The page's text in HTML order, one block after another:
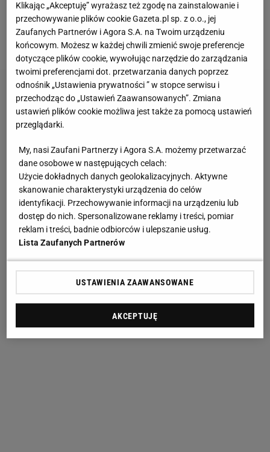
bardziej fizyczny. W moim odczuciu gra kobiet jest
bardziej wyrównana. Idealnym rozwiązaniem będzie
wyrównanie warunków dla obu płci - mówiła.
Klikając „Akceptuję” wyrażasz też zgodę na zainstalowanie i
przechowywanie plików cookie Gazeta.pl sp. z o.o., jej
Zaufanych Partnerów i Agora S.A. na Twoim urządzeniu
końcowym. Możesz w każdej chwili zmienić swoje preferencje
dotyczące plików cookie, wywołując narzędzie do zarządzania
twoimi preferencjami dot. przetwarzania danych poprzez
odnośnik „Ustawienia prywatności ” w stopce serwisu i
przechodząc do „Ustawień Zaawansowanych”. Zmiana
ustawień plików cookie możliwa jest także za pomocą ustawień
przeglądarki.
My, nasi Zaufani Partnerzy i Agora S.A. możemy przetwarzać
dane osobowe w następujących celach:
Użycie dokładnych danych geolokalizacyjnych. Aktywne
skanowanie charakterystyki urządzenia do celów
identyfikacji. Przechowywanie informacji na urządzeniu lub
dostęp do nich. Spersonalizowane reklamy i treści, pomiar
reklam i treści, badnie odbiorców i ulepszanie usług.
Lista Zaufanych Partnerów
USTAWIENIA ZAAWANSOWANE
AKCEPTUJĘ